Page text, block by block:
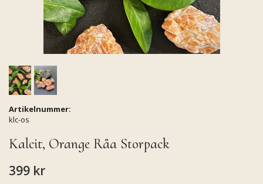
Artikelnummer:
klc-os
Kalcit, Orange Råa Storpack
399 kr